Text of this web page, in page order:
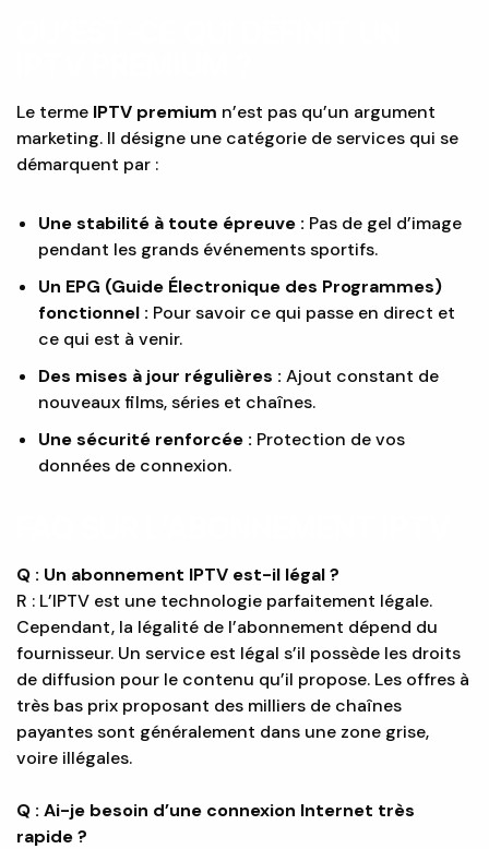
Le terme IPTV premium n’est pas qu’un argument
marketing. Il désigne une catégorie de services qui se
démarquent par :
Une stabilité à toute épreuve : Pas de gel d’image
pendant les grands événements sportifs.
Un EPG (Guide Électronique des Programmes)
fonctionnel : Pour savoir ce qui passe en direct et
ce qui est à venir.
Des mises à jour régulières : Ajout constant de
nouveaux films, séries et chaînes.
Une sécurité renforcée : Protection de vos
données de connexion.
Q : Un abonnement IPTV est-il légal ?
R : L’IPTV est une technologie parfaitement légale.
Cependant, la légalité de l’abonnement dépend du
fournisseur. Un service est légal s’il possède les droits
de diffusion pour le contenu qu’il propose. Les offres à
très bas prix proposant des milliers de chaînes
payantes sont généralement dans une zone grise,
voire illégales.
Q : Ai-je besoin d’une connexion Internet très
rapide ?